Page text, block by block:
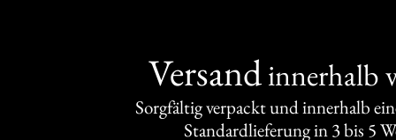
Versandinnerhalb
Sorgfältig verpackt und innerhalb
Standardlieferung in 3 bis 5